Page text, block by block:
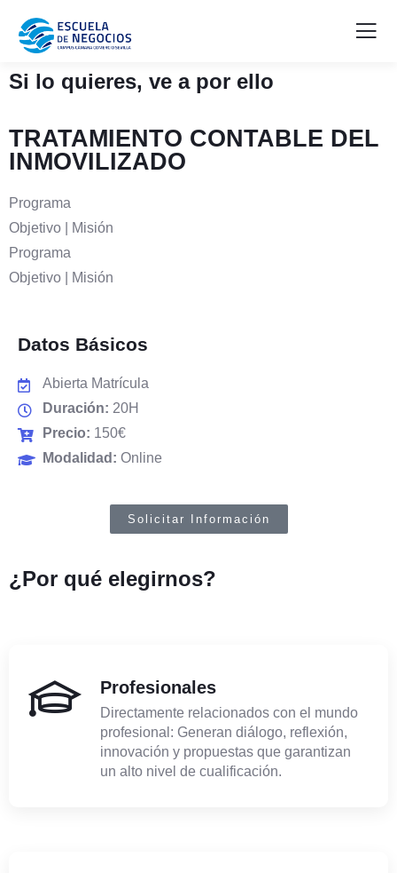
Si lo quieres, ve a por ello
TRATAMIENTO CONTABLE DEL
INMOVILIZADO
Programa
Objetivo | Misión
Programa
Objetivo | Misión
Datos Básicos
Abierta Matrícula
Duración: 20H
Precio: 150€
Modalidad: Online
Solicitar Información
¿Por qué elegirnos?
Profesionales
Directamente relacionados con el mundo
profesional: Generan diálogo, reflexión,
innovación y propuestas que garantizan
un alto nivel de cualificación.